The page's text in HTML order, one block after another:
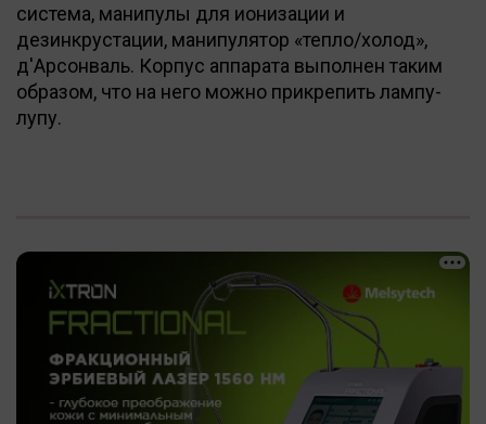
система, манипулы для ионизации и
дезинкрустации, манипулятор «тепло/холод»,
д'Арсонваль. Корпус аппарата выполнен таким
образом, что на него можно прикрепить лампу-
лупу.